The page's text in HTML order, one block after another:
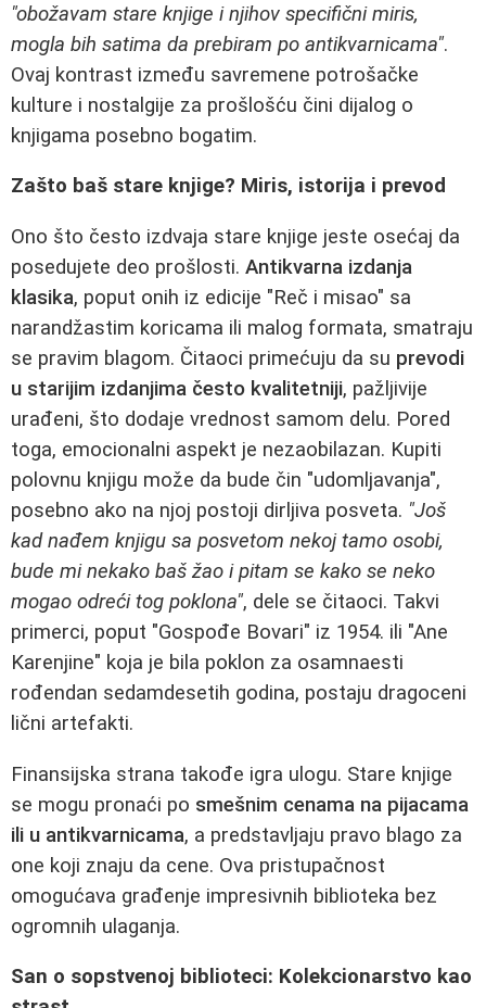
"obožavam stare knjige i njihov specifični miris,
mogla bih satima da prebiram po antikvarnicama".
Ovaj kontrast između savremene potrošačke
kulture i nostalgije za prošlošću čini dijalog o
knjigama posebno bogatim.
Zašto baš stare knjige? Miris, istorija i prevod
Ono što često izdvaja stare knjige jeste osećaj da
posedujete deo prošlosti. Antikvarna izdanja
klasika, poput onih iz edicije "Reč i misao" sa
narandžastim koricama ili malog formata, smatraju
se pravim blagom. Čitaoci primećuju da su prevodi
u starijim izdanjima često kvalitetniji, pažljivije
urađeni, što dodaje vrednost samom delu. Pored
toga, emocionalni aspekt je nezaobilazan. Kupiti
polovnu knjigu može da bude čin "udomljavanja",
posebno ako na njoj postoji dirljiva posveta. "Još
kad nađem knjigu sa posvetom nekoj tamo osobi,
bude mi nekako baš žao i pitam se kako se neko
mogao odreći tog poklona", dele se čitaoci. Takvi
primerci, poput "Gospođe Bovari" iz 1954. ili "Ane
Karenjine" koja je bila poklon za osamnaesti
rođendan sedamdesetih godina, postaju dragoceni
lični artefakti.
Finansijska strana takođe igra ulogu. Stare knjige
se mogu pronaći po smešnim cenama na pijacama
ili u antikvarnicama, a predstavljaju pravo blago za
one koji znaju da cene. Ova pristupačnost
omogućava građenje impresivnih biblioteka bez
ogromnih ulaganja.
San o sopstvenoj biblioteci: Kolekcionarstvo kao